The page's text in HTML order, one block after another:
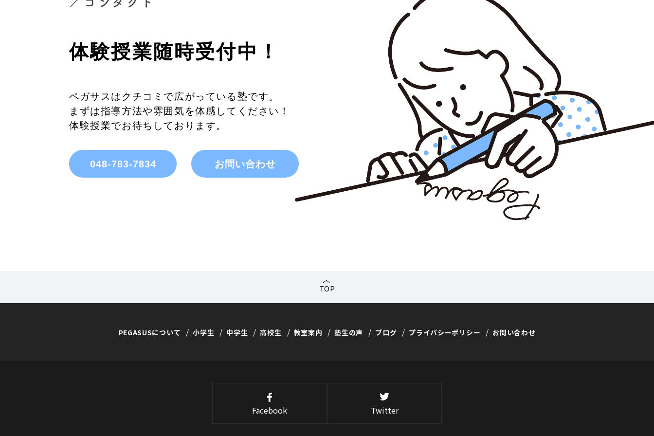
体験授業随時受付中！
ペガサスはクチコミで広がっている塾です。
まずは指導方法や雰囲気を体感してください！
体験授業でお待ちしております。
048-783-7834 お問い合わせ
TOP
PEGASUSについて 小学生 中学生 高校生 教室案内 塾生の声 ブログ プライバシーポリシー お問い合わせ
Facebook Twitter